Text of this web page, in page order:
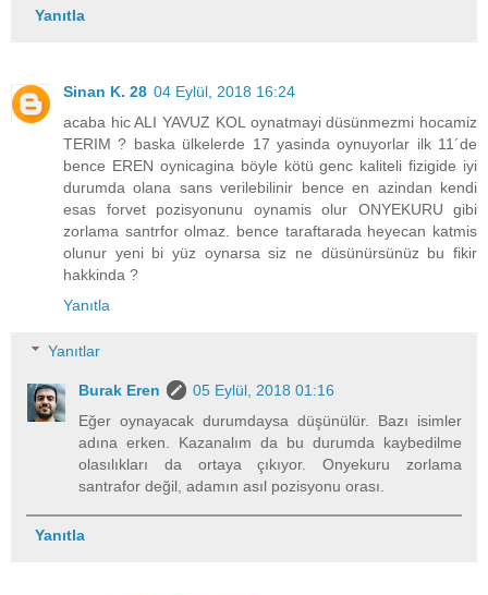
Yanıtla
Sinan K. 28 04 Eylül, 2018 16:24
acaba hic ALI YAVUZ KOL oynatmayi düsünmezmi hocamiz
TERIM ? baska ülkelerde 17 yasinda oynuyorlar ilk 11´de
bence EREN oynicagina böyle kötü genc kaliteli fizigide iyi
durumda olana sans verilebilinir bence en azindan kendi
esas forvet pozisyonunu oynamis olur ONYEKURU gibi
zorlama santrfor olmaz. bence taraftarada heyecan katmis
olunur yeni bi yüz oynarsa siz ne düsünürsünüz bu fikir
hakkinda ?
Yanıtla
Yanıtlar
Burak Eren
05 Eylül, 2018 01:16
Eğer oynayacak durumdaysa düşünülür. Bazı isimler
adına erken. Kazanalım da bu durumda kaybedilme
olasılıkları da ortaya çıkıyor. Onyekuru zorlama
santrafor değil, adamın asıl pozisyonu orası.
Yanıtla